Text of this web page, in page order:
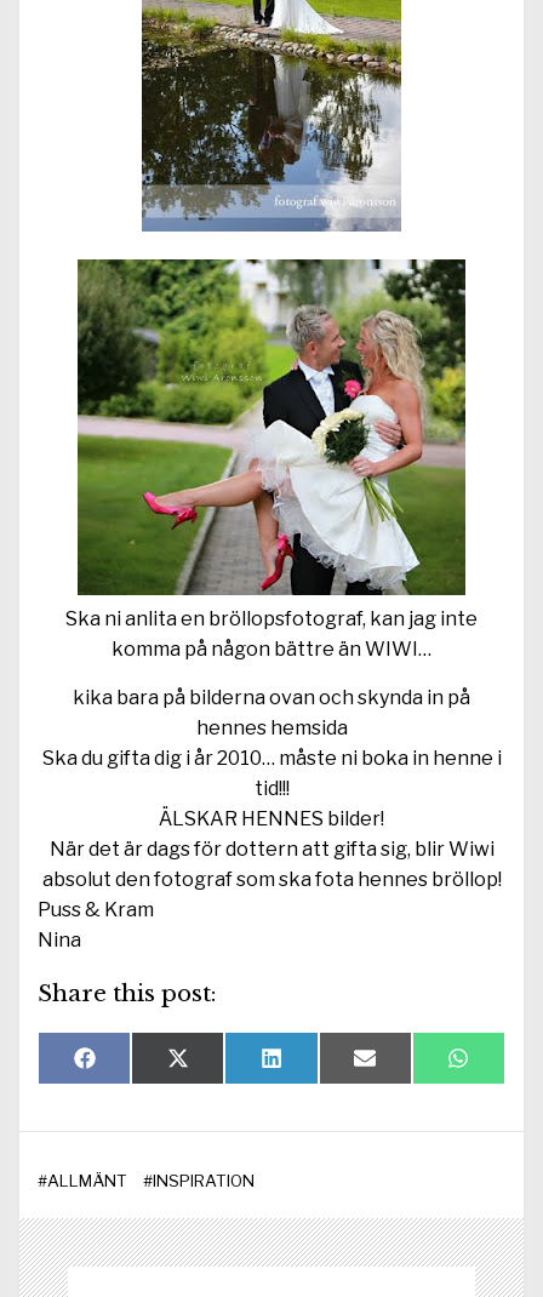
Ska ni anlita en bröllopsfotograf, kan jag inte
komma på någon bättre än WIWI…
kika bara på bilderna ovan och skynda in på
hennes hemsida
Ska du gifta dig i år 2010… måste ni boka in henne i
tid!!!
ÄLSKAR HENNES bilder!
När det är dags för dottern att gifta sig, blir Wiwi
absolut den fotograf som ska fota hennes bröllop!
Puss & Kram
Nina
Share this post:
Dela
på
F
a
e
o
Dela
på
X
(
w
t
r
)
Dela
på
L
i
k
Dela
på
E
-
o
Dela
på
W
h
t
#ALLMÄNT #INSPIRATION